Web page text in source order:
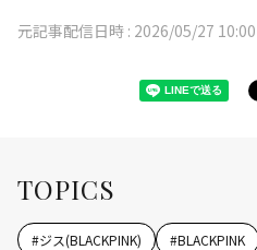
元記事配信日時 : 2026/05/27 10:00
TOPICS
#ジス(BLACKPINK) #BLACKPINK